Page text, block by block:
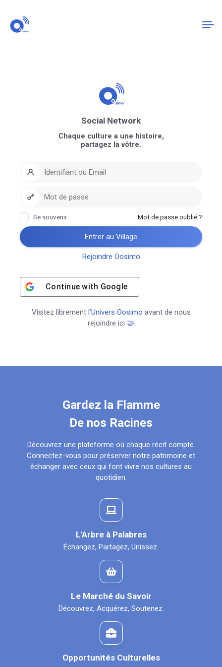
Gardez la Flamme
De nos Racines
Découvrez une plateforme où chaque récit compte.
Connectez-vous pour préserver notre patrimoine et
échanger avec ceux qui font vivre nos cultures au
quotidien.
L'Arbre à Palabres
Échangez, Partagez, Unissez.
Le Marché du Savoir
Découvrez, Acquérez, Soutenez.
Opportunités Culturelles
Social Network
Chaque culture a une histoire,
partagez la vôtre.
Se souvenir Mot de passe oublié ?
Entrer au Village
Rejoindre Oosimo
Continue with Google
Visitez librement l’Univers Oosimo avant de nous
rejoindre ici 🤝